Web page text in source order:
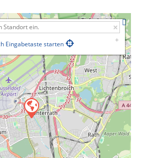
Eingabetaste starten